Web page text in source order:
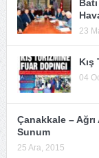
23
04
Çanakkale –
Sunum
25 Ara, 2015